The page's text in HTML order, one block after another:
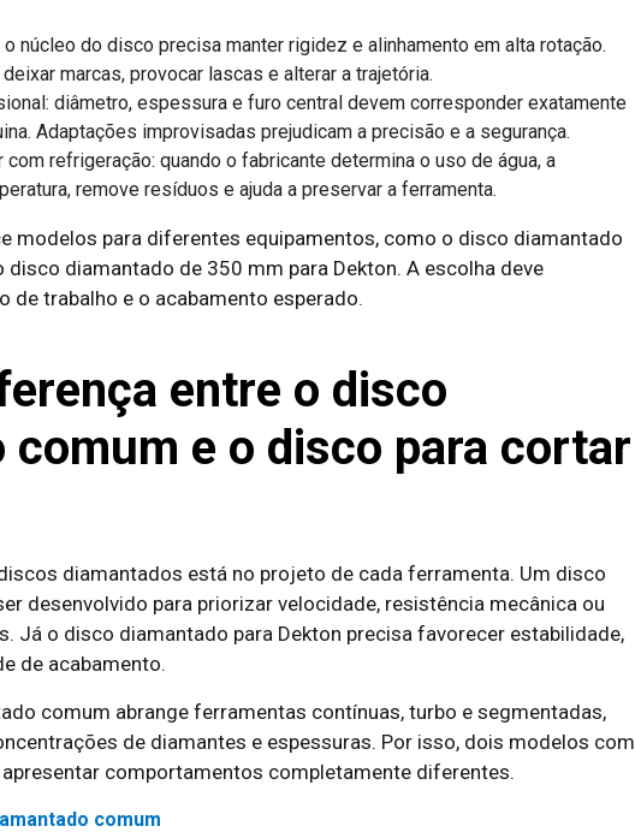
núcleo do disco precisa manter rigidez e alinhamento em alta rotação.
marcas, provocar lascas e alterar a trajetória.
diâmetro, espessura e furo central devem corresponder exatamente
Adaptações improvisadas prejudicam a precisão e a segurança.
com refrigeração: quando o fabricante determina o uso de água, a
remove resíduos e ajuda a preservar a ferramenta.
modelos para diferentes equipamentos, como o disco diamantado
disco diamantado de 350 mm para Dekton. A escolha deve
de trabalho e o acabamento esperado.
entre o disco
comum e o disco para cortar
diamantados está no projeto de cada ferramenta. Um disco
desenvolvido para priorizar velocidade, resistência mecânica ou
Já o disco diamantado para Dekton precisa favorecer estabilidade,
de acabamento.
comum abrange ferramentas contínuas, turbo e segmentadas,
de diamantes e espessuras. Por isso, dois modelos com
comportamentos completamente diferentes.
comum